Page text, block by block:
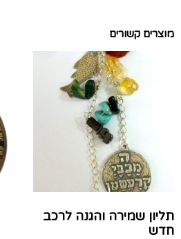
מוצרים קשורים
תליון שמירה והגנה לרכב
חדש